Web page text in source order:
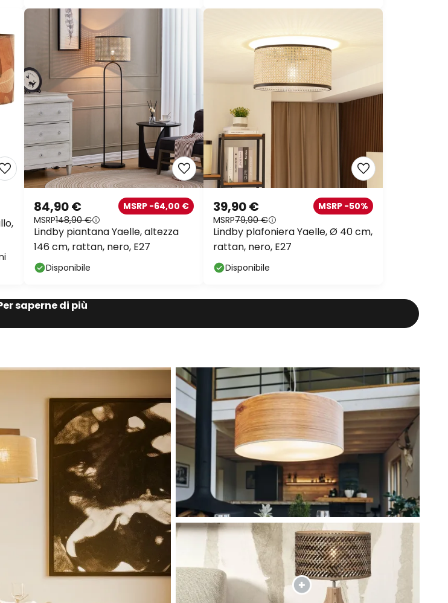
84,90 €
MSRP148,90 €
MSRP -64,00 €
Lindby piantana Yaelle, altezza
146 cm, rattan, nero, E27
Disponibile
39,90 €
MSRP79,90 €
MSRP -50%
Lindby plafoniera Yaelle, Ø 40 cm,
rattan, nero, E27
Disponibile
saperne di più